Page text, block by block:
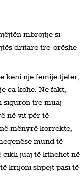
mbrojtje si
dritare tre-orëshe
keni një fëmijë tjetër,
ca kohë. Në fakt,
siguron tre muaj
në vit për të
mënyrë korrekte,
mund të
cikli juaj të kthehet në
krijoni shpejt pasi të